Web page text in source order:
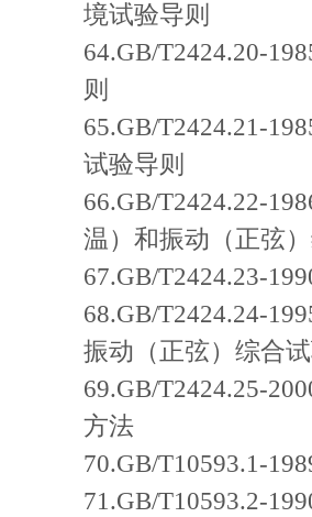
境试验导则
64.GB/T2424.20-
则
65.GB/T2424.21-
试验导则
66.GB/T2424.22-
温）和振动（正弦
67.GB/T2424.23-
68.GB/T2424.24-
振动（正弦）综合
69.GB/T2424.25-
方法
70.GB/T10593.1-
71.GB/T10593.2-